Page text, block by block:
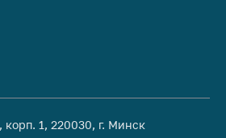
1, 220030, г. Минск